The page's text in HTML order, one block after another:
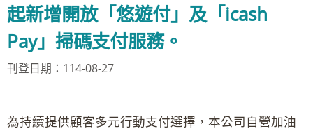
起新增開放「悠遊付」及「icash
Pay」掃碼支付服務。
刊登日期：114-08-27
為持續提供顧客多元行動支付選擇，本公司自營加油